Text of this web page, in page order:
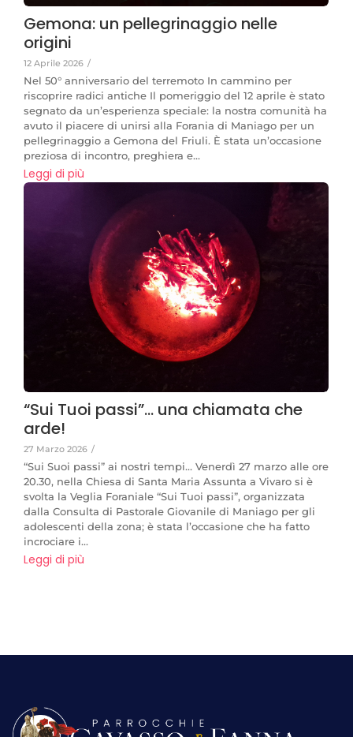
Gemona: un pellegrinaggio nelle
origini
12 Aprile 2026 /
Nel 50° anniversario del terremoto In cammino per
riscoprire radici antiche Il pomeriggio del 12 aprile è stato
segnato da un’esperienza speciale: la nostra comunità ha
avuto il piacere di unirsi alla Forania di Maniago per un
pellegrinaggio a Gemona del Friuli. È stata un’occasione
preziosa di incontro, preghiera e...
Leggi di più
“Sui Tuoi passi”… una chiamata che
arde!
27 Marzo 2026 /
“Sui Suoi passi” ai nostri tempi… Venerdì 27 marzo alle ore
20.30, nella Chiesa di Santa Maria Assunta a Vivaro si è
svolta la Veglia Foraniale “Sui Tuoi passi”, organizzata
dalla Consulta di Pastorale Giovanile di Maniago per gli
adolescenti della zona; è stata l’occasione che ha fatto
incrociare i...
Leggi di più